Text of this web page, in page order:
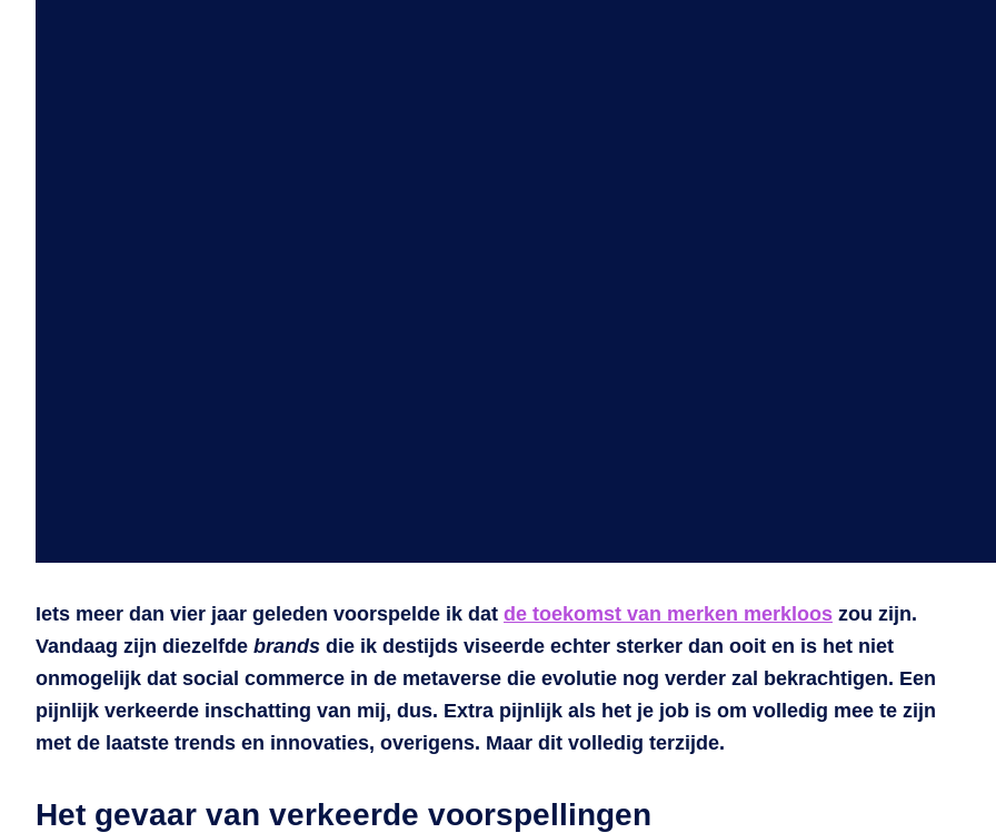
Iets meer dan vier jaar geleden voorspelde ik dat de toekomst van merken merkloos zou zijn.
Vandaag zijn diezelfde brands die ik destijds viseerde echter sterker dan ooit en is het niet
onmogelijk dat social commerce in de metaverse die evolutie nog verder zal bekrachtigen. Een
pijnlijk verkeerde inschatting van mij, dus. Extra pijnlijk als het je job is om volledig mee te zijn
met de laatste trends en innovaties, overigens. Maar dit volledig terzijde.
Het gevaar van verkeerde voorspellingen